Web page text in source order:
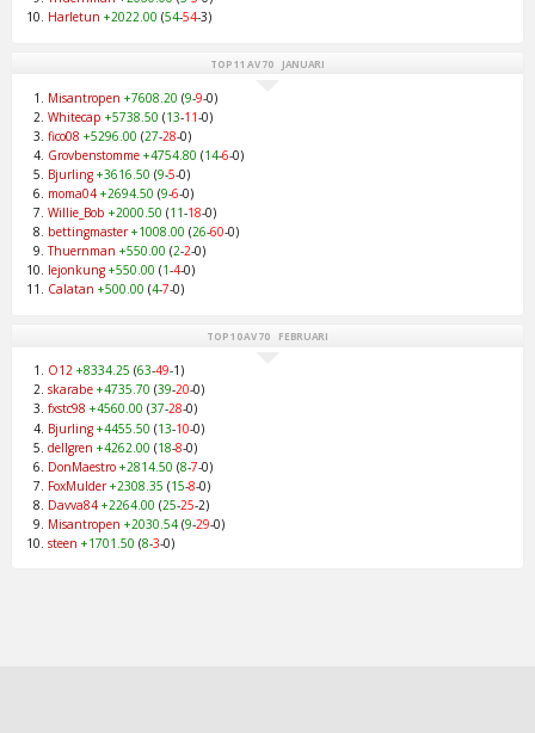
Harletun +2022.00 (54-54-3)
TOP 11 AV 70 JANUARI
Misantropen +7608.20 (9-9-0)
Whitecap +5738.50 (13-11-0)
fico08 +5296.00 (27-28-0)
Grovbenstomme +4754.80 (14-6-0)
Bjurling +3616.50 (9-5-0)
moma04 +2694.50 (9-6-0)
Willie_Bob +2000.50 (11-18-0)
bettingmaster +1008.00 (26-60-0)
Thuernman +550.00 (2-2-0)
lejonkung +550.00 (1-4-0)
Calatan +500.00 (4-7-0)
TOP 10 AV 70 FEBRUARI
O12 +8334.25 (63-49-1)
skarabe +4735.70 (39-20-0)
fxstc98 +4560.00 (37-28-0)
Bjurling +4455.50 (13-10-0)
dellgren +4262.00 (18-8-0)
DonMaestro +2814.50 (8-7-0)
FoxMulder +2308.35 (15-8-0)
Davva84 +2264.00 (25-25-2)
Misantropen +2030.54 (9-29-0)
steen +1701.50 (8-3-0)